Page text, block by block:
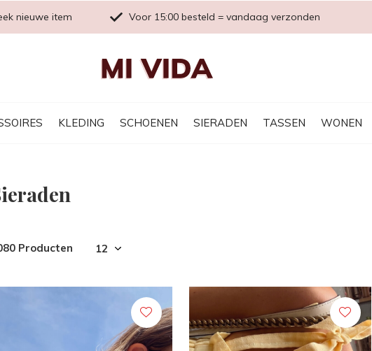
KLEDING SCHOENEN SIERADEN TASSEN WONEN
nieuwe item Voor 15:00 besteld = vandaag verzonden
Producten